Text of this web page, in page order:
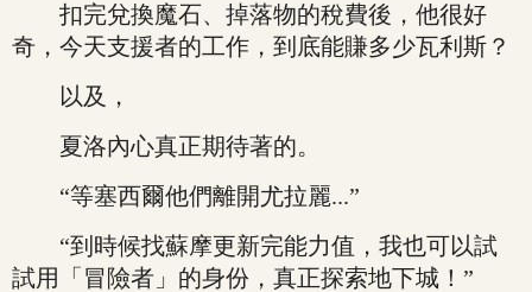
扣完兌換魔石、掉落物的稅費後，他很好
奇，今天支援者的工作，到底能賺多少瓦利斯？
以及，
夏洛內心真正期待著的。
“等塞西爾他們離開尤拉麗...”
“到時候找蘇摩更新完能力值，我也可以試
試用「冒險者」的身份，真正探索地下城！”